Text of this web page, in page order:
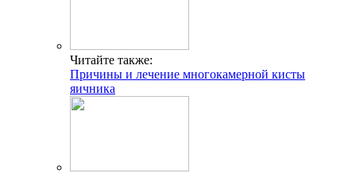
Читайте также:
Причины и лечение многокамерной кисты
яичника